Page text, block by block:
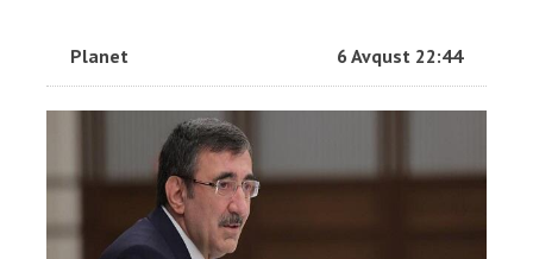
Planet 6 Avqust 22:44